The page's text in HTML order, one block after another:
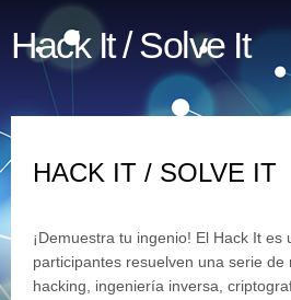
Hack It / Solve It
HACK IT / SOLVE IT
¡Demuestra tu ingenio! El Hack It es
participantes resuelven una serie de
hacking, ingeniería inversa,